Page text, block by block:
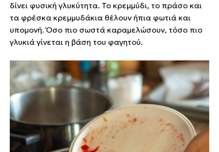
δίνει φυσική γλυκύτητα. Το κρεμμύδι, το πράσο και
τα φρέσκα κρεμμυδάκια θέλουν ήπια φωτιά και
υπομονή. Όσο πιο σωστά καραμελώσουν, τόσο πιο
γλυκιά γίνεται η βάση του φαγητού.